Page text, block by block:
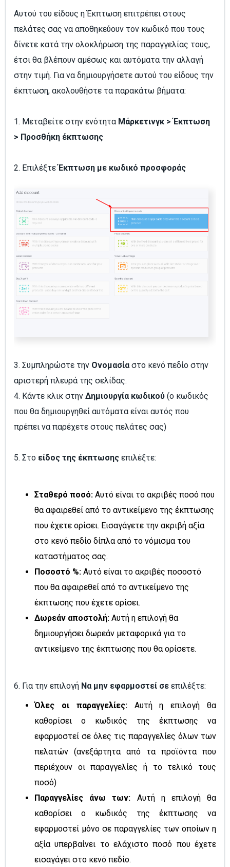
Αυτού του είδους η Έκπτωση επιτρέπει στους
πελάτες σας να αποθηκεύουν τον κωδικό που τους
δίνετε κατά την ολοκλήρωση της παραγγελίας τους,
έτσι θα βλέπουν αμέσως και αυτόματα την αλλαγή
στην τιμή. Για να δημιουργήσετε αυτού του είδους την
έκπτωση, ακολουθήστε τα παρακάτω βήματα:
1. Μεταβείτε στην ενότητα Μάρκετινγκ > Έκπτωση
> Προσθήκη έκπτωσης
2. ΕπιλέξτεΈκπτωση με κωδικό προσφοράς
3. Συμπληρώστε την Ονομασίαστο κενό πεδίο στην
αριστερή πλευρά της σελίδας.
4. Κάντε κλικ στην Δημιουργία κωδικού (ο κωδικός
που θα δημιουργηθεί αυτόματα είναι αυτός που
πρέπει να παρέχετε στους πελάτες σας)
5. Στο είδος της έκπτωσης επιλέξτε:
Σταθερό ποσό: Αυτό είναι το ακριβές ποσό που
θα αφαιρεθεί από το αντικείμενο της έκπτωσης
που έχετε ορίσει. Εισαγάγετε την ακριβή αξία
στο κενό πεδίο δίπλα από το νόμισμα του
καταστήματος σας.
Ποσοστό %: Αυτό είναι το ακριβές ποσοστό
που θα αφαιρεθεί από το αντικείμενο της
έκπτωσης που έχετε ορίσει.
Δωρεάν αποστολή: Αυτή η επιλογή θα
δημιουργήσει δωρεάν μεταφορικά για το
αντικείμενο της έκπτωσης που θα ορίσετε.
6. Για την επιλογή Να μην εφαρμοστεί σε επιλέξτε:
Όλες οι παραγγελίες: Αυτή η επιλογή θα
καθορίσει ο κωδικός της έκπτωσης να
εφαρμοστεί σε όλες τις παραγγελίες όλων των
πελατών (ανεξάρτητα από τα προϊόντα που
περιέχουν οι παραγγελίες ή το τελικό τους
ποσό)
Παραγγελίες άνω των: Αυτή η επιλογή θα
καθορίσει ο κωδικός της έκπτωσης να
εφαρμοστεί μόνο σε παραγγελίες των οποίων η
αξία υπερβαίνει το ελάχιστο ποσό που έχετε
εισαγάγει στο κενό πεδίο.